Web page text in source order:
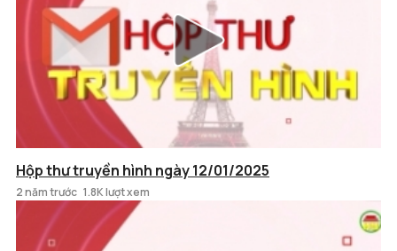
Hộp thư truyền hình ngày 12/01/2025
2 năm trước 1.8K lượt xem